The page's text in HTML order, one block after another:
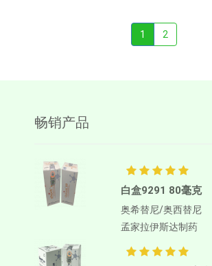
1 2
畅销产品
白盒9291 80毫克
奥希替尼/奥西替尼
孟家拉伊斯达制药